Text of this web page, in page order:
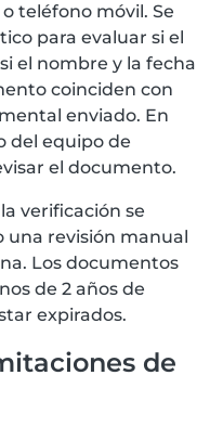
teléfono móvil. Se
para evaluar si el
el nombre y la fecha
coinciden con
enviado. En
del equipo de
el documento.
verificación se
una revisión manual
Los documentos
de 2 años de
expirados.
de